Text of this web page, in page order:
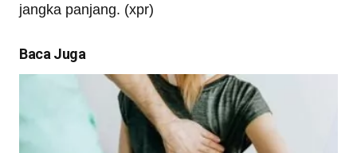
jangka panjang. (xpr)
Baca Juga